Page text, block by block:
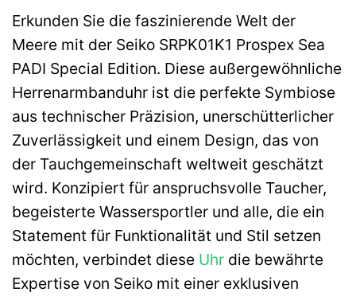
Erkunden Sie die faszinierende Welt der
Meere mit der Seiko SRPK01K1 Prospex Sea
PADI Special Edition. Diese außergewöhnliche
Herrenarmbanduhr ist die perfekte Symbiose
aus technischer Präzision, unerschütterlicher
Zuverlässigkeit und einem Design, das von
der Tauchgemeinschaft weltweit geschätzt
wird. Konzipiert für anspruchsvolle Taucher,
begeisterte Wassersportler und alle, die ein
Statement für Funktionalität und Stil setzen
möchten, verbindet diese Uhr die bewährte
Expertise von Seiko mit einer exklusiven